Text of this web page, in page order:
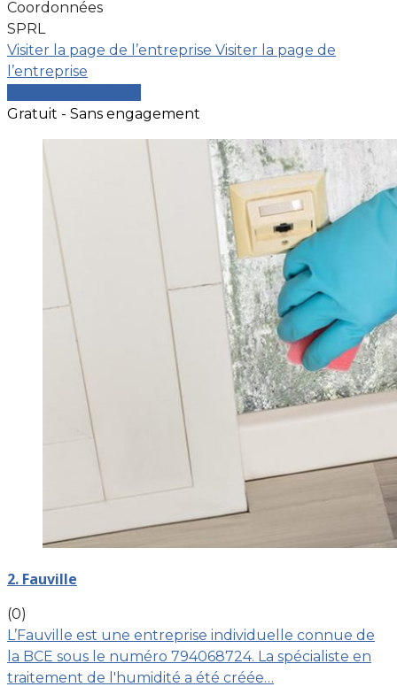
Coordonnées
SPRL
Visiter la page de l’entreprise Visiter la page de
l’entreprise
Gratuit - Sans engagement
2. Fauville
(0)
L’Fauville est une entreprise individuelle connue de
la BCE sous le numéro 794068724. La spécialiste en
traitement de l'humidité a été créée…